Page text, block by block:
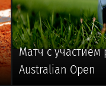
Матч с
Australian Open
🥎 #ТЕННИС